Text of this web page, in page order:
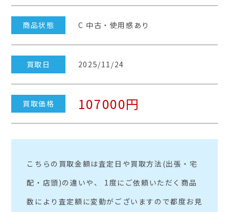
商品状態 C 中古・使用感あり
買取日 2025/11/24
買取価格 107000円
こちらの買取金額は査定日や買取方法(出張・宅
配・店頭)の違いや、 1度にご依頼いただく商品
数により査定額に変動がございますので都度お見